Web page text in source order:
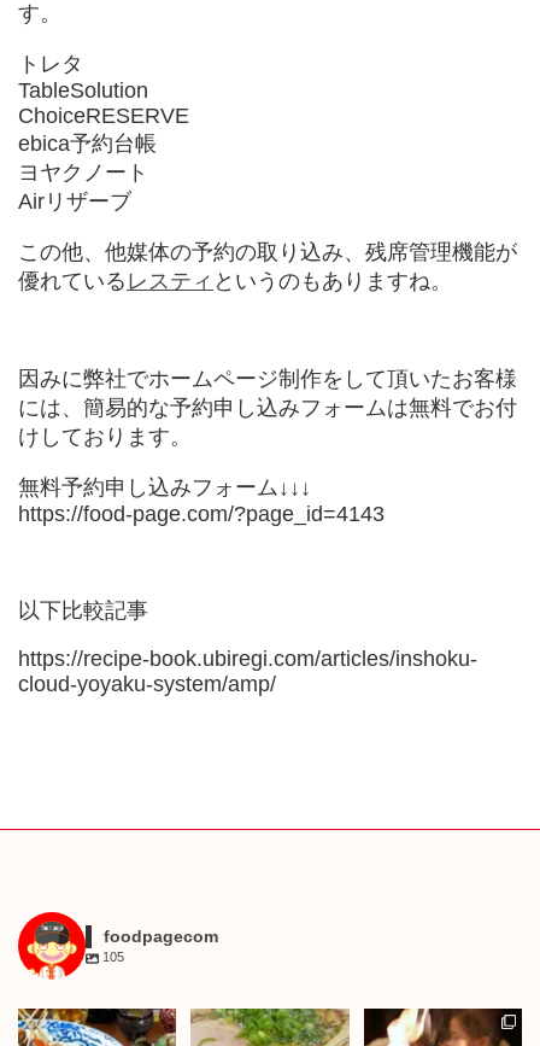
す。
トレタ
TableSolution
ChoiceRESERVE
ebica予約台帳
ヨヤクノート
Airリザーブ
この他、他媒体の予約の取り込み、残席管理機能が
優れている レスティ というのもありますね。
因みに弊社でホームページ制作をして頂いたお客様
には、簡易的な予約申し込みフォームは無料でお付
けしております。
無料予約申し込みフォーム↓↓↓
https://food-page.com/?page_id=4143
以下比較記事
https://recipe-book.ubiregi.com/articles/inshoku-
cloud-yoyaku-system/amp/
foodpagecom
105